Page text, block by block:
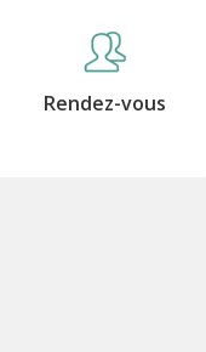
Rendez-vous